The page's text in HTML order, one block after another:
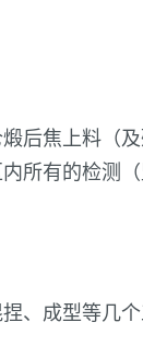
焦上料（
所有的检测（
、成型等几